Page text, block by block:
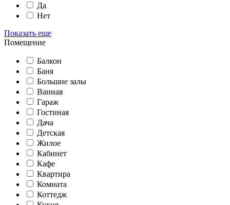
Да
Нет
Показать еще
Помещение
Балкон
Баня
Большие залы
Ванная
Гараж
Гостиная
Дача
Детская
Жилое
Кабинет
Кафе
Квартира
Комната
Коттедж